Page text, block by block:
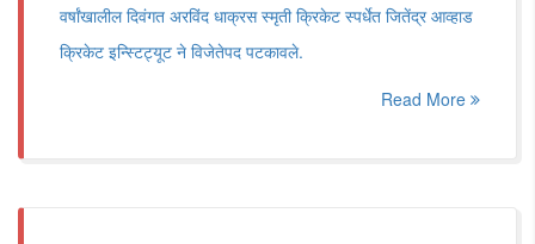
वर्षांखालील दिवंगत अरविंद धाक्रस स्मृती क्रिकेट स्पर्धेत जितेंद्र आव्हाड
क्रिकेट इन्स्टिट्यूट ने विजेतेपद पटकावले.
Read More